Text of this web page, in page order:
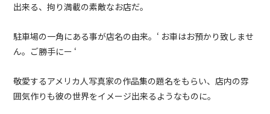
出来る、拘り満載の素敵なお店だ。
駐車場の一角にある事が店名の由来。 ‘ お車はお預かり致しませ
ん。ご勝手にー ‘
敬愛するアメリカ人写真家の作品集の題名をもらい、店内の雰
囲気作りも彼の世界をイメージ出来るようなものに。